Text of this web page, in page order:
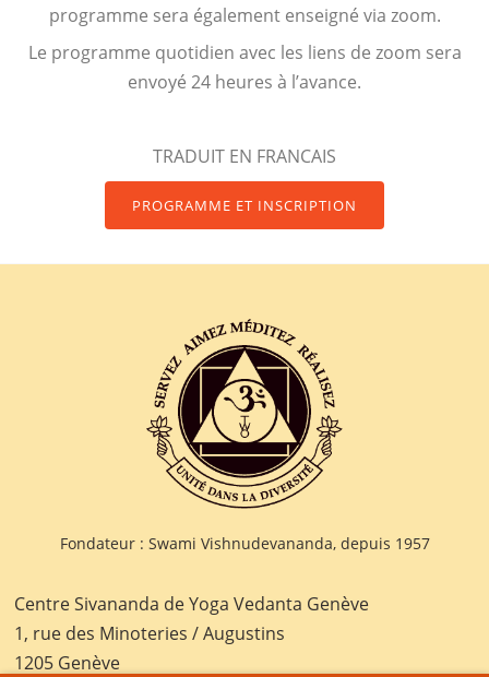
programme sera également enseigné via zoom.
Le programme quotidien avec les liens de zoom sera
envoyé 24 heures à l’avance.
TRADUIT EN FRANCAIS
PROGRAMME ET INSCRIPTION
Fondateur : Swami Vishnudevananda, depuis 1957
Centre Sivananda de Yoga Vedanta Genève
1, rue des Minoteries / Augustins
1205 Genève